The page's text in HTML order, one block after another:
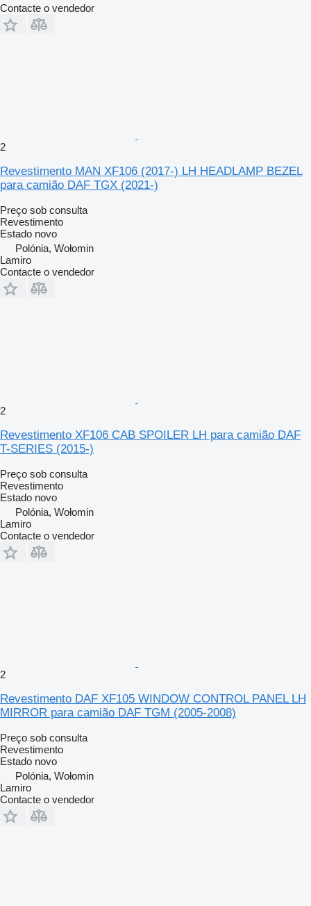
Contacte o vendedor
2
Revestimento MAN XF106 (2017-) LH HEADLAMP BEZEL
para camião DAF TGX (2021-)
Preço sob consulta
Revestimento
Estado novo
Polónia, Wołomin
Lamiro
Contacte o vendedor
2
Revestimento XF106 CAB SPOILER LH para camião DAF
T-SERIES (2015-)
Preço sob consulta
Revestimento
Estado novo
Polónia, Wołomin
Lamiro
Contacte o vendedor
2
Revestimento DAF XF105 WINDOW CONTROL PANEL LH
MIRROR para camião DAF TGM (2005-2008)
Preço sob consulta
Revestimento
Estado novo
Polónia, Wołomin
Lamiro
Contacte o vendedor